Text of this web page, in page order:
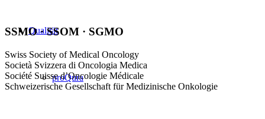
Qualität
proQura
SSMO · SSOM · SGMO
Swiss Society of Medical Oncology
Società Svizzera di Oncologia Medica
Société Suisse d’Oncologie Médicale
Schweizerische Gesellschaft für Medizinische Onkologie